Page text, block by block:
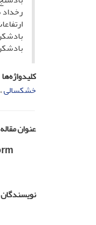
کلیدواژه‌ها
خشکسالی
عنوان مقاله
نویسندگان